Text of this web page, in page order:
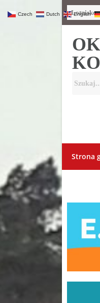
Lotnisko
Strona
Czech Dutch English